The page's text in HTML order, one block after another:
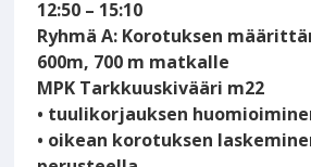
12:50 – 15:10
Ryhmä A: Korotuksen
600m, 700 m matkalle
MPK Tarkkuuskivääri m22
• tuulikorjauksen
• oikean korotuksen